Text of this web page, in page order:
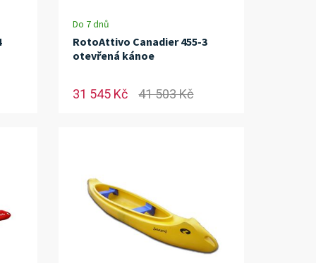
Do 7 dnů
RotoAttivo Canadier 455-3
otevřená kánoe
31 545 Kč 41 503 Kč